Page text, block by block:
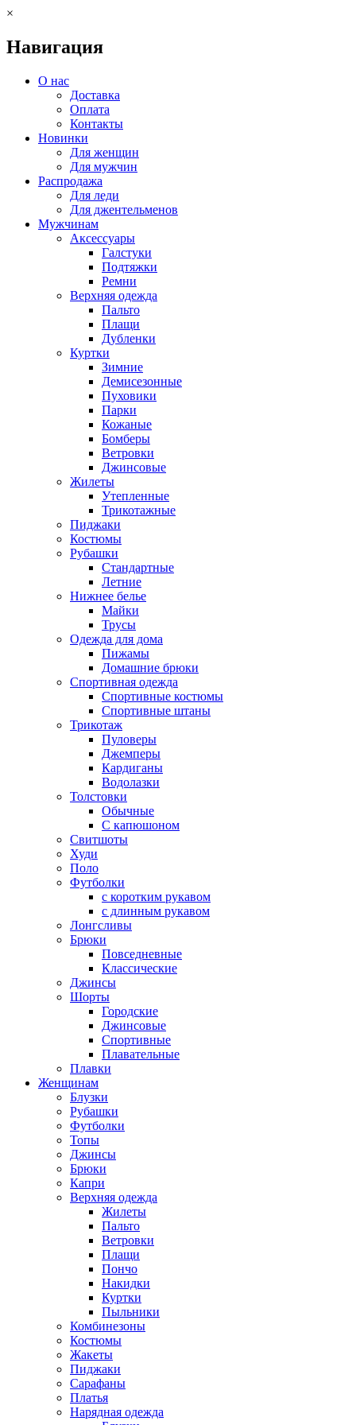
×
Навигация
О нас
Доставка
Оплата
Контакты
Новинки
Для женщин
Для мужчин
Распродажа
Для леди
Для джентельменов
Мужчинам
Аксессуары
Галстуки
Подтяжки
Ремни
Верхняя одежда
Пальто
Плащи
Дубленки
Куртки
Зимние
Демисезонные
Пуховики
Парки
Кожаные
Бомберы
Ветровки
Джинсовые
Жилеты
Утепленные
Трикотажные
Пиджаки
Костюмы
Рубашки
Стандартные
Летние
Нижнее белье
Майки
Трусы
Одежда для дома
Пижамы
Домашние брюки
Спортивная одежда
Спортивные костюмы
Спортивные штаны
Трикотаж
Пуловеры
Джемперы
Кардиганы
Водолазки
Толстовки
Обычные
С капюшоном
Свитшоты
Худи
Поло
Футболки
с коротким рукавом
с длинным рукавом
Лонгсливы
Брюки
Повседневные
Классические
Джинсы
Шорты
Городские
Джинсовые
Спортивные
Плавательные
Плавки
Женщинам
Блузки
Рубашки
Футболки
Топы
Джинсы
Брюки
Капри
Верхняя одежда
Жилеты
Пальто
Ветровки
Плащи
Пончо
Накидки
Куртки
Пыльники
Комбинезоны
Костюмы
Жакеты
Пиджаки
Сарафаны
Платья
Нарядная одежда